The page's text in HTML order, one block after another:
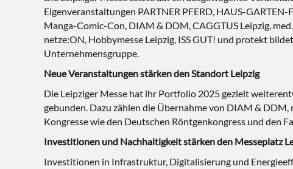
Eigenveranstaltungen PARTNER PFERD, HAUS-
Manga-Comic-Con, DIAM & DDM, CAGGTUS Leipzig,
netze:ON, Hobbymesse Leipzig, ISS GUT! und protekt
Unternehmensgruppe.
Neue Veranstaltungen stärken den Standort Leipzig
Die Leipziger Messe hat ihr Portfolio 2025 gezielt
gebunden. Dazu zählen die Übernahme von DIAM &
Kongresse wie den Deutschen Röntgenkongress und den
Investitionen und Nachhaltigkeit stärken den Messeplatz
Investitionen in Infrastruktur, Digitalisierung und